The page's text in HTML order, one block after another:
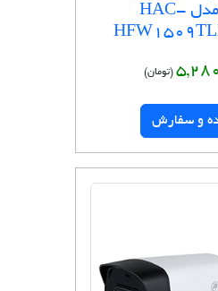
داهوا مدل HAC-
(تومان)
و سفارش